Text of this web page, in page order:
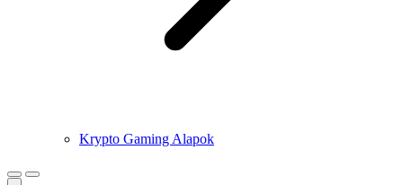
Krypto Gaming Alapok